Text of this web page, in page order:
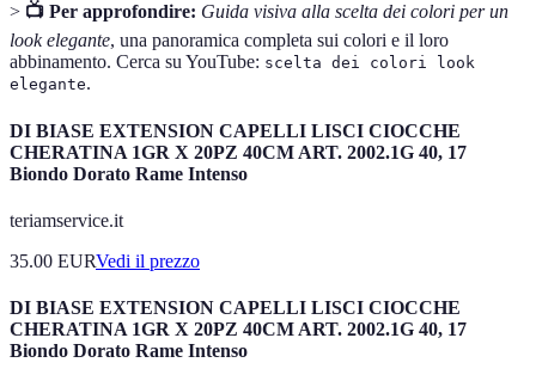
> 📺 Per approfondire: Guida visiva alla scelta dei colori per un
look elegante, una panoramica completa sui colori e il loro
abbinamento. Cerca su YouTube: scelta dei colori look
elegante.
DI BIASE EXTENSION CAPELLI LISCI CIOCCHE
CHERATINA 1GR X 20PZ 40CM ART. 2002.1G 40, 17
Biondo Dorato Rame Intenso
teriamservice.it
35.00 EURVedi il prezzo
DI BIASE EXTENSION CAPELLI LISCI CIOCCHE
CHERATINA 1GR X 20PZ 40CM ART. 2002.1G 40, 17
Biondo Dorato Rame Intenso